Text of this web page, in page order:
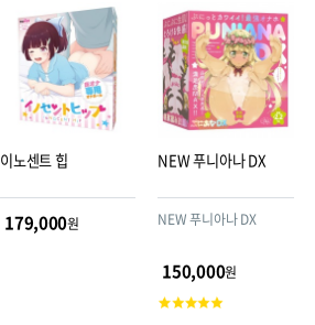
이노센트 힙
179,000원
NEW 푸니아나 DX
NEW 푸니아나 DX
150,000원
고